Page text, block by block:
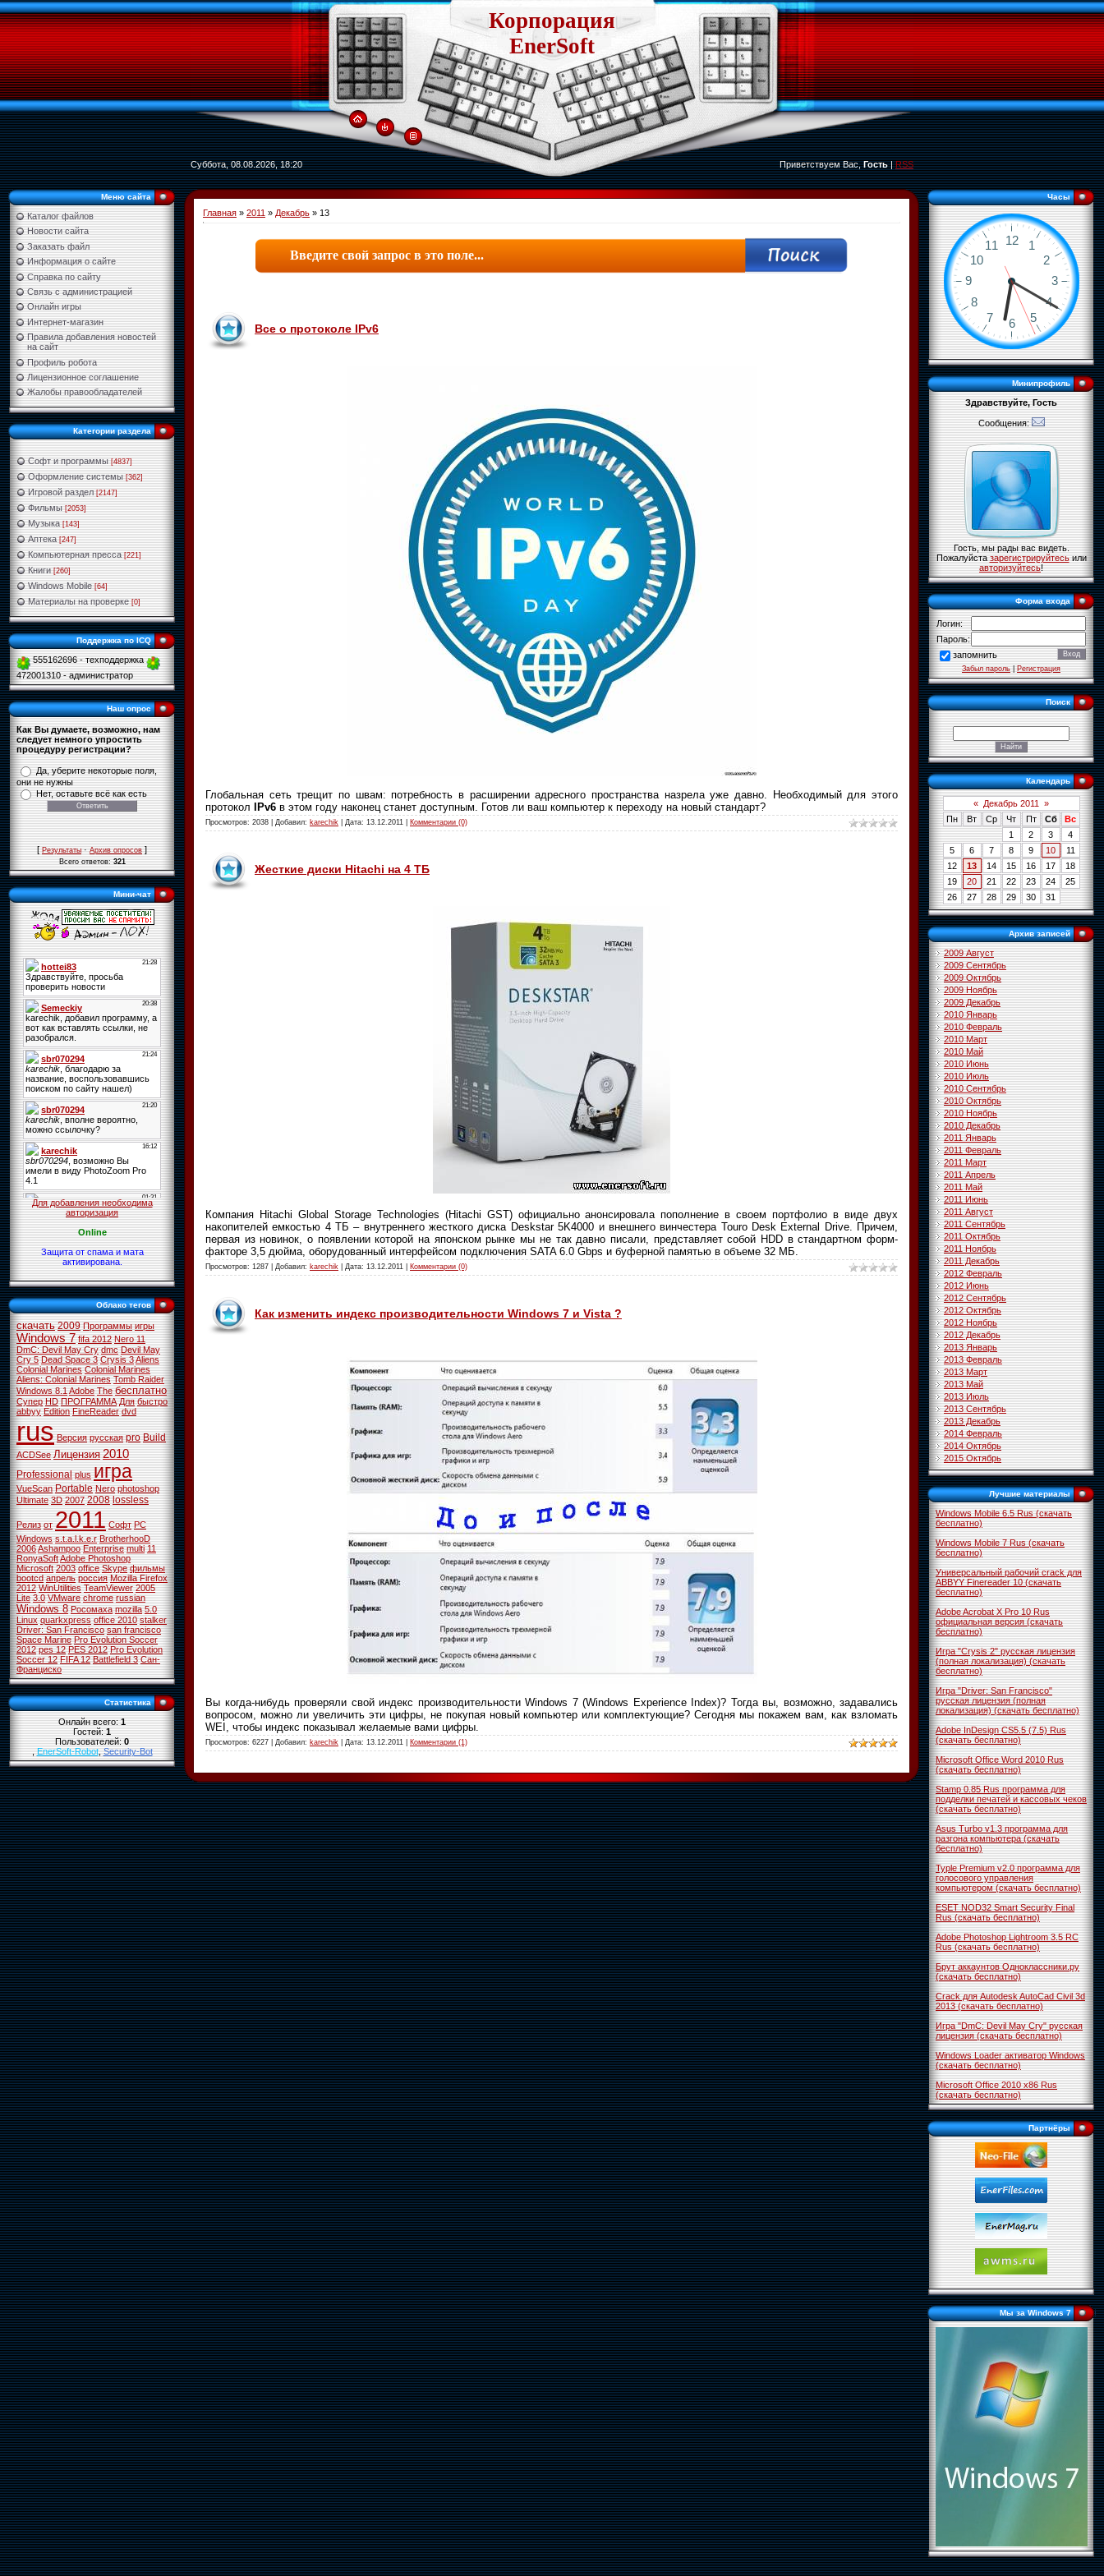
Корпорация
EnerSoft
Суббота, 08.08.2026, 18:20 Приветствуем Вас, Гость|RSS
Меню сайта
Каталог файлов
Новости сайта
Заказать файл
Информация о сайте
Справка по сайту
Связь с администрацией
Онлайн игры
Интернет-магазин
Правила добавления новостей
на сайт
Профиль робота
Лицензионное соглашение
Жалобы правообладателей
Категории раздела
Софт и программы [4837]
Оформление системы [362]
Игровой раздел [2147]
Фильмы [2053]
Музыка [143]
Аптека [247]
Компьютерная пресса [221]
Книги [260]
Windows Mobile [64]
Материалы на проверке [0]
Поддержка по ICQ
555162696 - техподдержка
472001310 - администратор
Наш опрос
Как Вы думаете, возможно, нам
следует немного упростить
процедуру регистрации?
Да, уберите некоторые поля,
они не нужны
Нет, оставьте всё как есть
[Результаты·Архив опросов]
Всего ответов:321
Мини-чат
Для добавления необходима
авторизация
Online
Защита от спама и мата
активирована.
Облако тегов
скачать 2009 Программы игры
Windows 7 fifa 2012 Nero 11
DmC: Devil May Cry dmc Devil May
Cry 5 Dead Space 3 Crysis 3Aliens
Colonial Marines Colonial Marines
Aliens: Colonial Marines Tomb Raider
Windows 8.1Adobe The бесплатно
Супер HD ПРОГРАММА Для быстро
abbyy Edition FineReader dvd
rus Версия русская pro Build
ACDSee Лицензия 2010
Professional plus игра
VueScan Portable Nero photoshop
Ultimate 3D 2007 2008 lossless
Релиз от 2011 Софт PC
Windows s.t.a.l.k.e.r BrotherhooD
2006Ashampoo Enterprise multi 11
RonyaSoftAdobe Photoshop
Microsoft 2003 office Skype фильмы
bootcd апрель россия Mozilla Firefox
2012 WinUtilities TeamViewer 2005
Lite 3.0 VMware chrome russian
Windows 8 Росомаха mozilla 5.0
Linux quarkxpress office 2010 stalker
Driver: San Francisco san francisco
Space Marine Pro Evolution Soccer
2012 pes 12 PES 2012 Pro Evolution
Soccer 12 FIFA 12 Battlefield 3 Сан-
Франциско
Статистика
Онлайн всего:1
Гостей:1
Пользователей:0
,EnerSoft-Robot,Security-Bot
Главная » 2011 » Декабрь » 13
Все о протоколе IPv6
Глобальная сеть трещит по швам: потребность в расширении адресного пространства назрела уже давно. Необходимый для этого
протокол IPv6 в этом году наконец станет доступным. Готов ли ваш компьютер к переходу на новый стандарт?
Просмотров: 2038 | Добавил: karechik | Дата: 13.12.2011 Комментарии (0)
Жесткие диски Hitachi на 4 ТБ
Компания Hitachi Global Storage Technologies (Hitachi GST) официально анонсировала пополнение в своем портфолио в виде двух
накопителей емкостью 4 ТБ – внутреннего жесткого диска Deskstar 5K4000 и внешнего винчестера Touro Desk External Drive. Причем,
первая из новинок, о появлении которой на японском рынке мы не так давно писали, представляет собой HDD в стандартном форм-
факторе 3,5 дюйма, оборудованный интерфейсом подключения SATA 6.0 Gbps и буферной памятью в объеме 32 МБ.
Просмотров: 1287 | Добавил: karechik | Дата: 13.12.2011 Комментарии (0)
Как изменить индекс производительности Windows 7 и Vista ?
Вы когда-нибудь проверяли свой индекс производительности Windows 7 (Windows Experience Index)? Тогда вы, возможно, задавались
вопросом, можно ли увеличить эти цифры, не покупая новый компьютер или комплектующие? Сегодня мы покажем вам, как взломать
WEI, чтобы индекс показывал желаемые вами цифры.
Просмотров: 6227 | Добавил: karechik | Дата: 13.12.2011 Комментарии (1)
Часы
Минипрофиль
Здравствуйте, Гость
Сообщения:
Гость, мы рады вас видеть.
Пожалуйстазарегистрируйтесьили
авторизуйтесь!
Форма входа
Логин:
Пароль:
запомнить
Забыл пароль|Регистрация
Поиск
Календарь
« Декабрь 2011
»
Пн
Вт Ср Чт Пт Сб
Вс
1
2 3
4
5
6 7 8 9 10
11
12
13 14 15 16 17
18
19
20 21 22 23 24
25
26
27 28 29 30 31
Архив записей
2009 Август
2009 Сентябрь
2009 Октябрь
2009 Ноябрь
2009 Декабрь
2010 Январь
2010 Февраль
2010 Март
2010 Май
2010 Июнь
2010 Июль
2010 Сентябрь
2010 Октябрь
2010 Ноябрь
2010 Декабрь
2011 Январь
2011 Февраль
2011 Март
2011 Апрель
2011 Май
2011 Июнь
2011 Август
2011 Сентябрь
2011 Октябрь
2011 Ноябрь
2011 Декабрь
2012 Февраль
2012 Июнь
2012 Сентябрь
2012 Октябрь
2012 Ноябрь
2012 Декабрь
2013 Январь
2013 Февраль
2013 Март
2013 Май
2013 Июль
2013 Сентябрь
2013 Декабрь
2014 Февраль
2014 Октябрь
2015 Октябрь
Лучшие материалы
Windows Mobile 6.5 Rus (скачать
бесплатно)
Windows Mobile 7 Rus (скачать
бесплатно)
Универсальный рабочий crack для
ABBYY Finereader 10 (скачать
бесплатно)
Adobe Acrobat X Pro 10 Rus
официальная версия (скачать
бесплатно)
Игра "Crysis 2" русская лицензия
(полная локализация) (скачать
бесплатно)
Игра "Driver: San Francisco"
русская лицензия (полная
локализация) (скачать бесплатно)
Adobe InDesign CS5.5 (7.5) Rus
(скачать бесплатно)
Microsoft Office Word 2010 Rus
(скачать бесплатно)
Stamp 0.85 Rus программа для
подделки печатей и кассовых чеков
(скачать бесплатно)
Asus Turbo v1.3 программа для
разгона компьютера (скачать
бесплатно)
Typle Premium v2.0 программа для
голосового управления
компьютером (скачать бесплатно)
ESET NOD32 Smart Security Final
Rus (скачать бесплатно)
Adobe Photoshop Lightroom 3.5 RC
Rus (скачать бесплатно)
Брут аккаунтов Одноклассники.ру
(скачать бесплатно)
Crack для Autodesk AutoCad Civil 3d
2013 (скачать бесплатно)
Игра "DmC: Devil May Cry" русская
лицензия (скачать бесплатно)
Windows Loader активатор Windows
(скачать бесплатно)
Microsoft Office 2010 x86 Rus
(скачать бесплатно)
Партнёры
Мы за Windows 7